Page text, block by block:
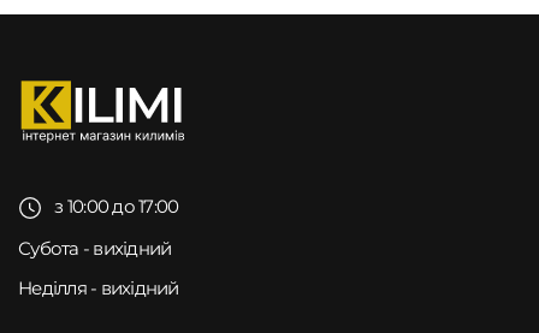
з 10:00 до 17:00
Субота - вихідний
Неділля - вихідний